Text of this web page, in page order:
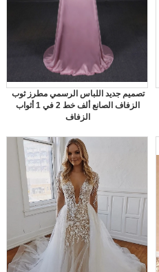
تصميم جديد اللباس الرسمي مطرز ثوب
الزفاف الصانع ألف خط 2 في 1 أثواب
الزفاف